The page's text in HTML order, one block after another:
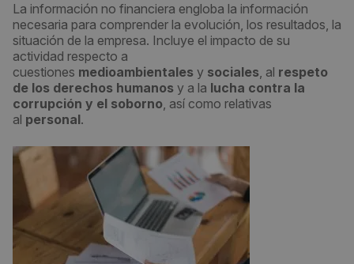
La información no financiera engloba la información
necesaria para comprender la evolución, los resultados, la
situación de la empresa. Incluye el impacto de su
actividad respecto a
cuestiones medioambientales y sociales, al respeto
de los derechos humanos y a la lucha contra la
corrupción y el soborno, así como relativas
al personal.